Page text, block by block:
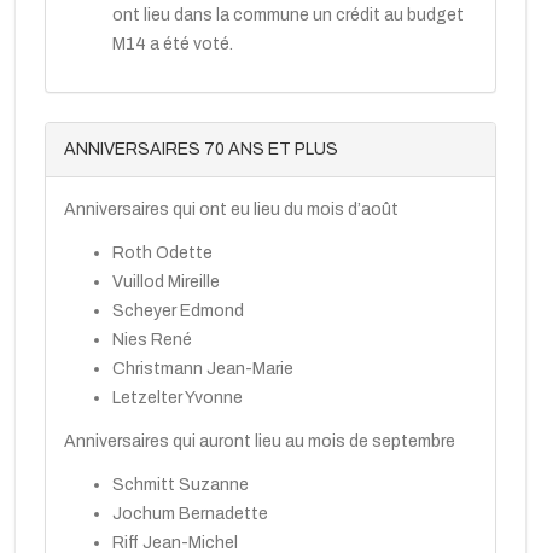
ont lieu dans la commune un crédit au budget
M14 a été voté.
ANNIVERSAIRES 70 ANS ET PLUS
Anniversaires qui ont eu lieu du mois d’août
Roth Odette
Vuillod Mireille
Scheyer Edmond
Nies René
Christmann Jean-Marie
Letzelter Yvonne
Anniversaires qui auront lieu au mois de septembre
Schmitt Suzanne
Jochum Bernadette
Riff Jean-Michel